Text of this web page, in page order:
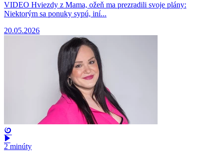
VIDEO Hviezdy z Mama, ožeň ma prezradili svoje plány:
Niektorým sa ponuky sypú, iní...
20.05.2026
2 minúty